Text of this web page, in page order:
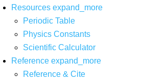
Resources expand_more
Periodic Table
Physics Constants
Scientific Calculator
Reference expand_more
Reference & Cite